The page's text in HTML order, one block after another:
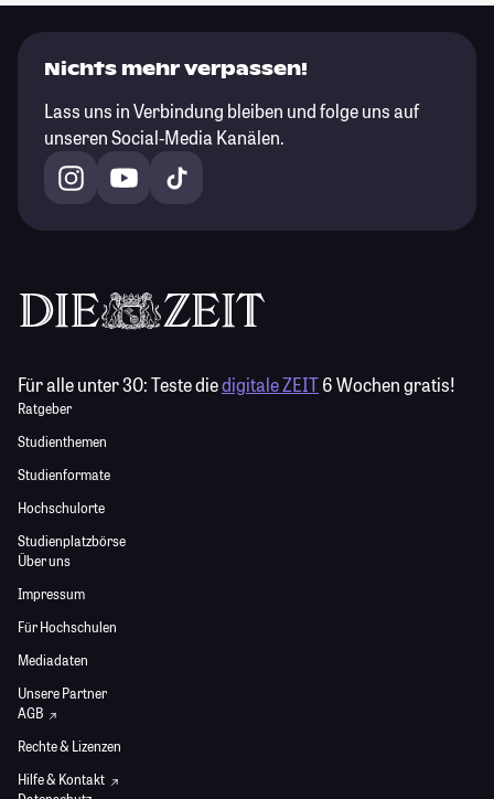
Nichts mehr verpassen!
Lass uns in Verbindung bleiben und folge uns auf
unseren Social-Media Kanälen.
Für alle unter 30:Teste diedigitale ZEIT6 Wochen gratis!
Ratgeber
Studienthemen
Studienformate
Hochschulorte
Studienplatzbörse
Über uns
Impressum
Für Hochschulen
Mediadaten
Unsere Partner
AGB
Rechte & Lizenzen
Hilfe & Kontakt